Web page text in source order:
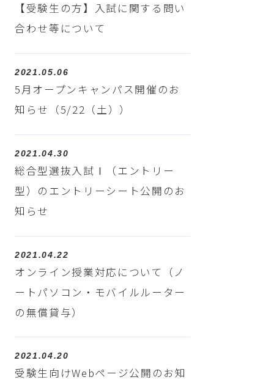
【受験生の方】入試に関する問い
合わせ等について
2021.05.06
5月オープンキャンパス開催のお
知らせ（5/22（土））
2021.04.30
総合型選抜入試Ⅰ（エントリー
型）のエントリーシート公開のお
知らせ
2021.04.22
オンライン授業対応について（ノ
ートパソコン・モバイルルーター
の無償貸与）
2021.04.20
受験生向けWebページ公開のお知